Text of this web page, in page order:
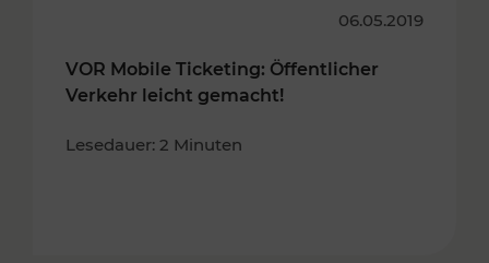
06.05.2019
VOR Mobile Ticketing: Öffentlicher
Verkehr leicht gemacht!
Lesedauer: 2 Minuten